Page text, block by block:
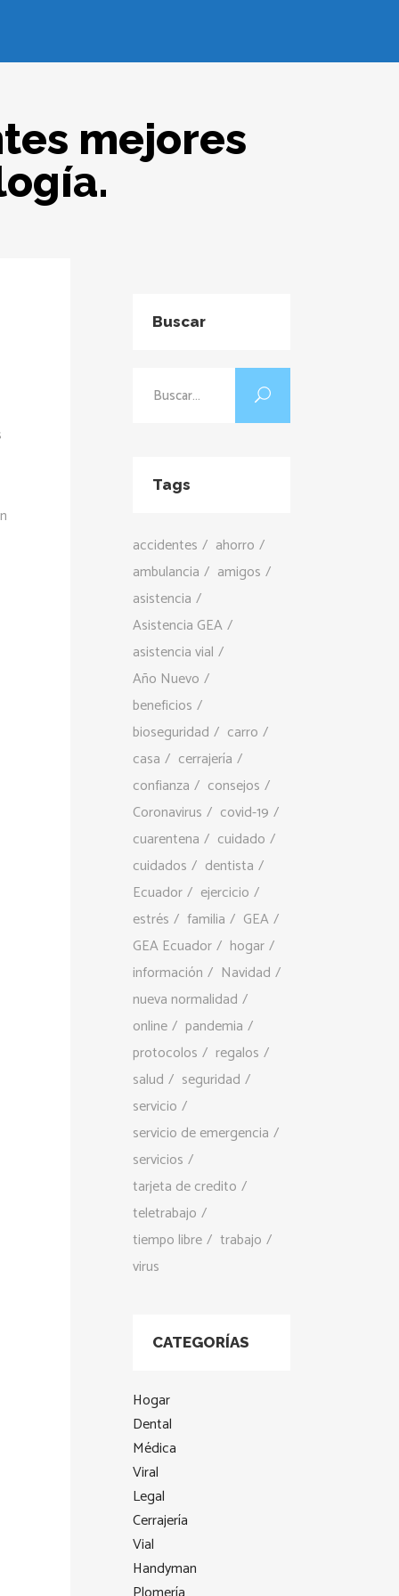
mejores
Buscar
Tags
accidentes
ahorro
ambulancia
amigos
asistencia
Asistencia GEA
asistencia vial
Año Nuevo
beneficios
bioseguridad
carro
casa
cerrajería
confianza
consejos
Coronavirus
covid-19
cuarentena
cuidado
cuidados
dentista
Ecuador
ejercicio
estrés
familia
GEA
GEA Ecuador
hogar
información
Navidad
nueva normalidad
online
pandemia
protocolos
regalos
salud
seguridad
servicio
servicio de emergencia
servicios
tarjeta de credito
teletrabajo
tiempo libre
trabajo
virus
CATEGORÍAS
Hogar
Dental
Médica
Viral
Legal
Cerrajería
Vial
Handyman